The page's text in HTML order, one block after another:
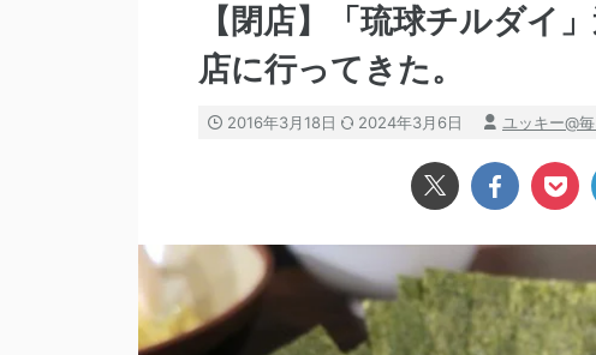
【閉店】「琉球チルダイ
店に行ってきた。
2016年3月18日 2024年3月6日 ユッキー@